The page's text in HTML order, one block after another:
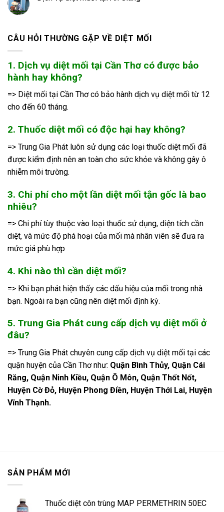
CÂU HỎI THƯỜNG GẶP VỀ DIỆT MỐI
1. Dịch vụ diệt mối tại Cần Thơ có được bảo
hành hay không?
=> Diệt mối tại Cần Thơ có bảo hành dịch vụ diệt mối từ 12
cho đến 60 tháng.
2. Thuốc diệt mối có độc hại hay không?
=> Trung Gia Phát luôn sử dụng các loại thuốc diệt mối đã
được kiểm định nên an toàn cho sức khỏe và không gây ô
nhiễm môi trường.
3. Chi phí cho một lần diệt mối tận gốc là bao
nhiêu?
=> Chi phí tùy thuộc vào loại thuốc sử dụng, diện tích cần
diệt, và mức độ phá hoại của mối mà nhân viên sẽ đưa ra
mức giá phù hợp
4. Khi nào thì cần diệt mối?
=> Khi bạn phát hiện thấy các dấu hiệu của mối trong nhà
bạn. Ngoài ra bạn cũng nên diệt mối định kỳ.
5. Trung Gia Phát cung cấp dịch vụ diệt mối ở
đâu?
=> Trung Gia Phát chuyên cung cấp dịch vụ diệt mối tại các
quận huyện của Cần Thơ như: Quận Bình Thủy, Quận Cái
Răng, Quận Ninh Kiều, Quận Ô Môn, Quận Thốt Nốt,
Huyện Cờ Đỏ, Huyện Phong Điền, Huyện Thới Lai, Huyện
Vĩnh Thạnh.
SẢN PHẨM MỚI
Thuốc diệt côn trùng MAP PERMETHRIN 50EC